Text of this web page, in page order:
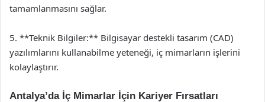
tamamlanmasını sağlar.
5. **Teknik Bilgiler:** Bilgisayar destekli tasarım (CAD)
yazılımlarını kullanabilme yeteneği, iç mimarların işlerini
kolaylaştırır.
Antalya’da İç Mimarlar İçin Kariyer Fırsatları